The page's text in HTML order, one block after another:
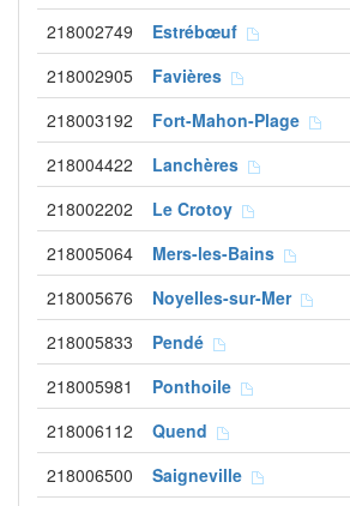
218002749 Estrébœuf
218002905 Favières
218003192 Fort-Mahon-Plage
218004422 Lanchères
218002202 Le Crotoy
218005064 Mers-les-Bains
218005676 Noyelles-sur-Mer
218005833 Pendé
218005981 Ponthoile
218006112 Quend
218006500 Saigneville